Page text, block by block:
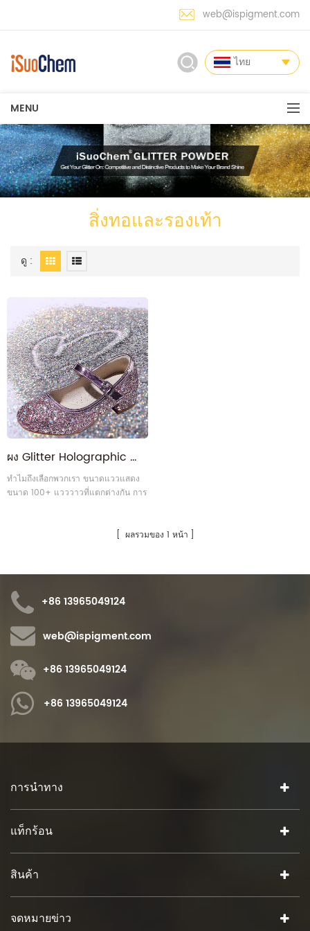
web@ispigment.com
ไทย
MENU
สิ่งทอและรองเท้า
ดู :
ผง Glitter Holographic สำหรับเด็กรองเท้า
ทำไมถึงเลือกพวกเรา ขนาดแววแสดง
ขนาด 100+ แวววาวที่แตกต่างกัน การ
ผลรวมของ 1 หน้า
+86 13965049124
web@ispigment.com
+86 13965049124
+86 13965049124
การนำทาง
แท็กร้อน
สินค้า
จดหมายข่าว